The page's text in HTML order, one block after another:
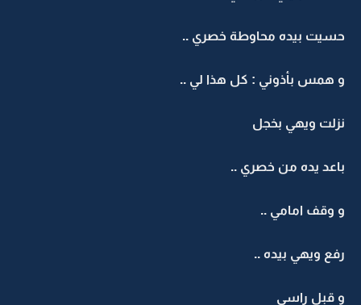
حسيت بيده محاوطة خصري ..
و همس بأذوني : كل هذا لي ..
نزلت ويهي بخجل
باعد يده من خصري ..
و وقف امامي ..
رفع ويهي بيده ..
و قبل راسي